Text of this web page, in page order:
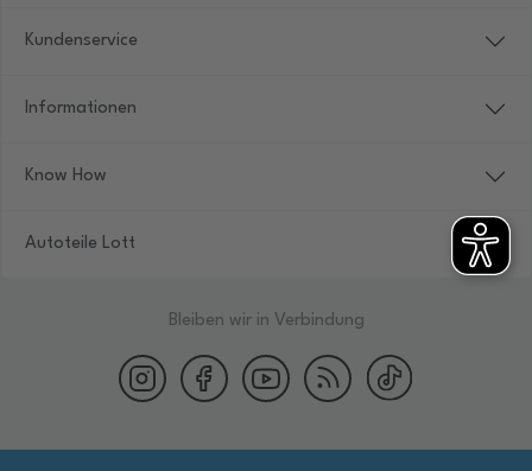
Kundenservice
Informationen
Know How
Autoteile Lott
Bleiben wir in Verbindung